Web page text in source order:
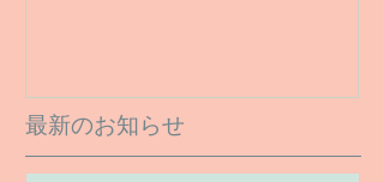
最新のお知らせ